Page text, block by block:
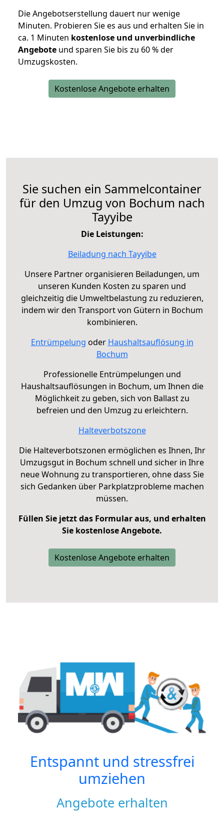
Die Angebotserstellung dauert nur wenige
Minuten. Probieren Sie es aus und erhalten Sie in
ca. 1 Minuten kostenlose und unverbindliche
Angebote und sparen Sie bis zu 60 % der
Umzugskosten.
Kostenlose Angebote erhalten
Sie suchen ein Sammelcontainer
für den Umzug von Bochum nach
Tayyibe
Die Leistungen:
Beiladung nach Tayyibe
Unsere Partner organisieren Beiladungen, um
unseren Kunden Kosten zu sparen und
gleichzeitig die Umweltbelastung zu reduzieren,
indem wir den Transport von Gütern in Bochum
kombinieren.
Entrümpelung oder Haushaltsauflösung in
Bochum
Professionelle Entrümpelungen und
Haushaltsauflösungen in Bochum, um Ihnen die
Möglichkeit zu geben, sich von Ballast zu
befreien und den Umzug zu erleichtern.
Halteverbotszone
Die Halteverbotszonen ermöglichen es Ihnen, Ihr
Umzugsgut in Bochum schnell und sicher in Ihre
neue Wohnung zu transportieren, ohne dass Sie
sich Gedanken über Parkplatzprobleme machen
müssen.
Füllen Sie jetzt das Formular aus, und erhalten
Sie kostenlose Angebote.
Kostenlose Angebote erhalten
Entspannt und stressfrei
umziehen
Angebote erhalten